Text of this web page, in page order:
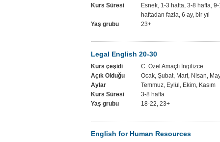
Kurs Süresi
Esnek, 1-3 hafta, 3-8 hafta,
haftadan fazla, 6 ay, bir yıl
Yaş grubu
23+
Legal English 20-30
Kurs çeşidi
C. Özel Amaçlı İngilizce
Açık Olduğu
Aylar
Ocak, Şubat, Mart, Nisan,
Temmuz, Eylül, Ekim, Kasım
Kurs Süresi
3-8 hafta
Yaş grubu
18-22, 23+
English for Human Resources